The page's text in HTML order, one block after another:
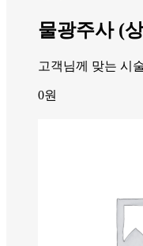
물광주사 (
고객님께 맞는 시
0원